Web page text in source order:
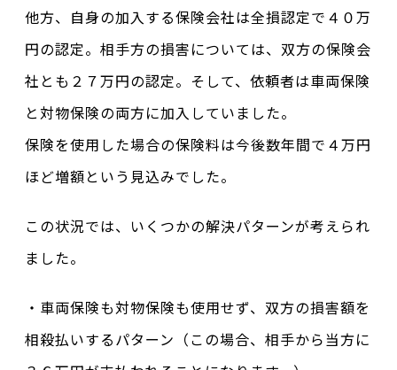
他方、自身の加入する保険会社は全損認定で４０万
円の認定。相手方の損害については、双方の保険会
社とも２７万円の認定。そして、依頼者は車両保険
と対物保険の両方に加入していました。
保険を使用した場合の保険料は今後数年間で４万円
ほど増額という見込みでした。
この状況では、いくつかの解決パターンが考えられ
ました。
・車両保険も対物保険も使用せず、双方の損害額を
相殺払いするパターン（この場合、相手から当方に